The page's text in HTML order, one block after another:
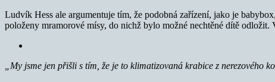
Ludvík Hess ale argumentuje tím, že podobná zařízení, jako je
položeny mramorové mísy, do nichž bylo možné nechtěné dítě
„My jsme jen přišli s tím, že je to klimatizovaná krabice z